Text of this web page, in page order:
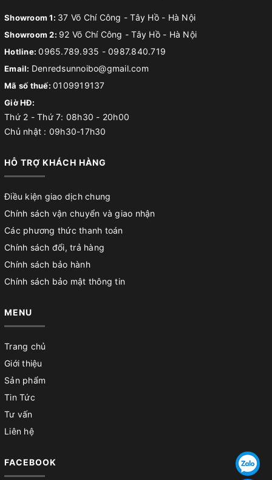
Showroom 1: 37 Võ Chí Công - Tây Hồ - Hà Nội
Showroom 2: 92 Võ Chí Công - Tây Hồ - Hà Nội
Hotline:0965.789.935 - 0987.840.719
Email: Denredsunnoibo@gmail.com
Mã số thuế: 0109919137
Giờ HĐ:
Thứ 2 - Thứ 7: 08h30 - 20h00
Chủ nhật : 09h30-17h30
HỖ TRỢ KHÁCH HÀNG
Điều kiện giao dịch chung
Chính sách vận chuyển và giao nhận
Các phương thức thanh toán
Chính sách đổi, trả hàng
Chính sách bảo hành
Chính sách bảo mật thông tin
MENU
Trang chủ
Giới thiệu
Sản phẩm
Tin Tức
Tư vấn
Liên hệ
FACEBOOK